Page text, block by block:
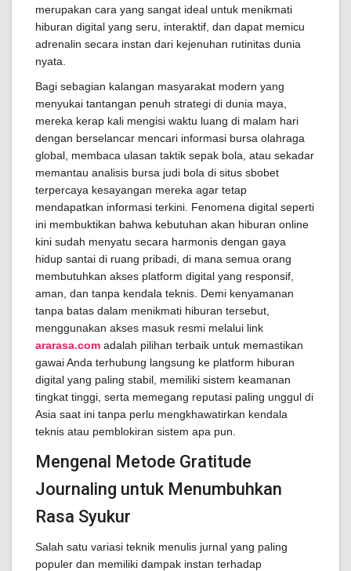
merupakan cara yang sangat ideal untuk menikmati
hiburan digital yang seru, interaktif, dan dapat memicu
adrenalin secara instan dari kejenuhan rutinitas dunia
nyata.
Bagi sebagian kalangan masyarakat modern yang
menyukai tantangan penuh strategi di dunia maya,
mereka kerap kali mengisi waktu luang di malam hari
dengan berselancar mencari informasi bursa olahraga
global, membaca ulasan taktik sepak bola, atau sekadar
memantau analisis bursa judi bola di situs sbobet
terpercaya kesayangan mereka agar tetap
mendapatkan informasi terkini. Fenomena digital seperti
ini membuktikan bahwa kebutuhan akan hiburan online
kini sudah menyatu secara harmonis dengan gaya
hidup santai di ruang pribadi, di mana semua orang
membutuhkan akses platform digital yang responsif,
aman, dan tanpa kendala teknis. Demi kenyamanan
tanpa batas dalam menikmati hiburan tersebut,
menggunakan akses masuk resmi melalui link
ararasa.com adalah pilihan terbaik untuk memastikan
gawai Anda terhubung langsung ke platform hiburan
digital yang paling stabil, memiliki sistem keamanan
tingkat tinggi, serta memegang reputasi paling unggul di
Asia saat ini tanpa perlu mengkhawatirkan kendala
teknis atau pemblokiran sistem apa pun.
Mengenal Metode Gratitude
Journaling untuk Menumbuhkan
Rasa Syukur
Salah satu variasi teknik menulis jurnal yang paling
populer dan memiliki dampak instan terhadap